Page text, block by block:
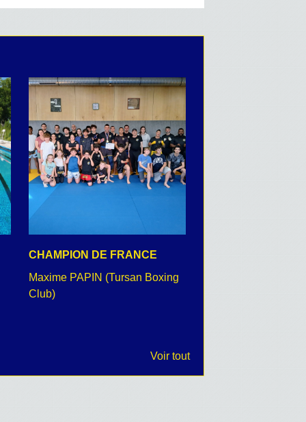
CHAMPION DE FRANCE
Maxime PAPIN (Tursan Boxing
Club)
Voir tout